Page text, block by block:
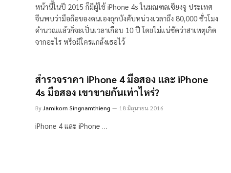
หน้านี้ในปี 2015 ก็มีผู้ใช้ iPhone 4s ในมณฑลเซียงจู ประเทศ
จีนพบว่ามือถือของตนเองถูกบังคับหน่วงเวลาถึง 80,000 ชั่วโมง
คำนวณแล้วก็จะเป็นเวลาเกือบ 10 ปี โดยไม่แน่ชัดว่าสาเหตุเกิด
จากอะไร หรือมีใครแกล้งเธอไว้
สำรวจราคา iPhone 4 มือสอง และ iPhone
4s มือสอง เขาขายกันเท่าไหร่?
ByJamikorn Singnamthieng 18 มิถุนายน 2016
iPhone 4 และ iPhone …